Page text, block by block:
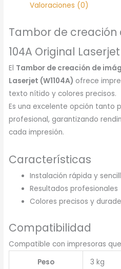
Valoraciones (0)
Tambor de creación
104A Original Laserjet
El Tambor de creación de
Laserjet (W1104A) ofrece
texto nítido y colores precisos.
Es una excelente opción tanto
profesional, garantizando
cada impresión.
Características
Instalación rápida y
Resultados profesionales
Colores precisos y
Compatibilidad
Compatible con impresoras
Peso
3 kg